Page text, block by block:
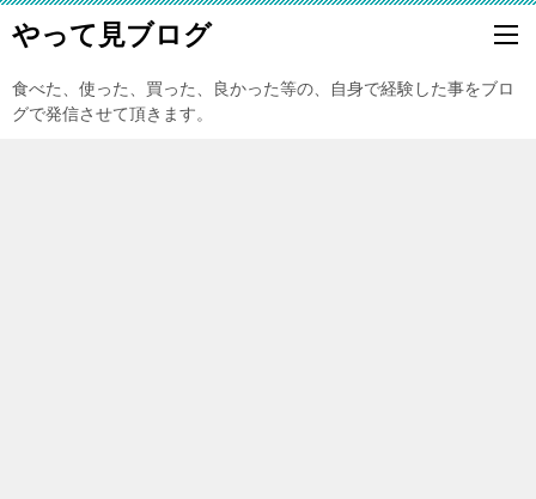
やって見ブログ
食べた、使った、買った、良かった等の、自身で経験した事をブロ
グで発信させて頂きます。